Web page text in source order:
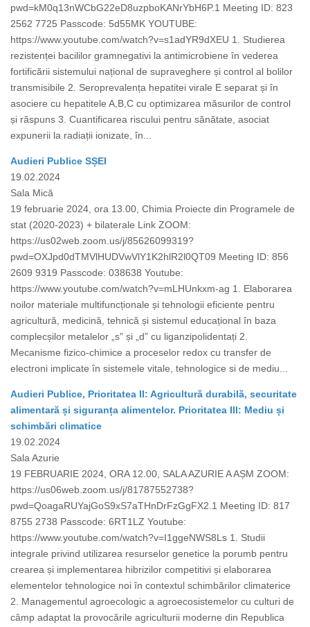
pwd=kM0q13nWCbG22eD8uzpboKANrYbH6P.1 Meeting ID: 823
2562 7725 Passcode: 5d55MK YOUTUBE:
https://www.youtube.com/watch?v=s1adYR9dXEU 1. Studierea
rezistenței bacililor gramnegativi la antimicrobiene în vederea
fortificării sistemului național de supraveghere și control al bolilor
transmisibile 2. Seroprevalența hepatitei virale E separat și în
asociere cu hepatitele A,B,C cu optimizarea măsurilor de control
și răspuns 3. Cuantificarea riscului pentru sănătate, asociat
expunerii la radiații ionizate, în...
Audieri Publice SȘEI
19.02.2024
Sala Mică
19 februarie 2024, ora 13.00, Chimia Proiecte din Programele de
stat (2020-2023) + bilaterale Link ZOOM:
https://us02web.zoom.us/j/85626099319?
pwd=OXJpd0dTMVlHUDVwVlY1K2hlR2l0QT09 Meeting ID: 856
2609 9319 Passcode: 038638 Youtube:
https://www.youtube.com/watch?v=mLHUnkxm-ag 1. Elaborarea
noilor materiale multifuncționale și tehnologii eficiente pentru
agricultură, medicină, tehnică și sistemul educațional în baza
complecșilor metalelor „s” și „d” cu liganzipolidentați 2.
Mecanisme fizico-chimice a proceselor redox cu transfer de
electroni implicate în sistemele vitale, tehnologice si de mediu...
Audieri Publice, Prioritatea II: Agricultură durabilă, securitate
alimentară și siguranța alimentelor. Prioritatea III: Mediu și
schimbări climatice
19.02.2024
Sala Azurie
19 FEBRUARIE 2024, ORA 12.00, SALA AZURIE A AȘM ZOOM:
https://us06web.zoom.us/j/81787552738?
pwd=QoagaRUYajGoS9xS7aTHnDrFzGgFX2.1 Meeting ID: 817
8755 2738 Passcode: 6RT1LZ Youtube:
https://www.youtube.com/watch?v=I1ggeNWS8Ls 1. Studii
integrale privind utilizarea resurselor genetice la porumb pentru
crearea și implementarea hibrizilor competitivi și elaborarea
elementelor tehnologice noi în contextul schimbărilor climaterice
2. Managementul agroecologic a agroecosistemelor cu culturi de
câmp adaptat la provocările agriculturii moderne din Republica